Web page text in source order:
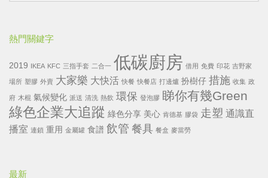
熱門關鍵字
2019 IKEA KFC 三指手套 二合一 低碳廚房 借用 免費 印花 吉野家
場所 塑膠 外賣 大家樂 大快活 快餐 快餐店 打邊爐 扮樹仔 措施 收集 政
府 木棍 氣候變化 派送 清洗 熱飲 環保 發泡膠 睇你有幾Green
綠色企業大追蹤 綠色分享 美心 肯德基 膠袋 走塑 通識直
播室 連鎖 重用 金屬罐 食譜 飲管 餐具 餐盒 麥當勞
最新